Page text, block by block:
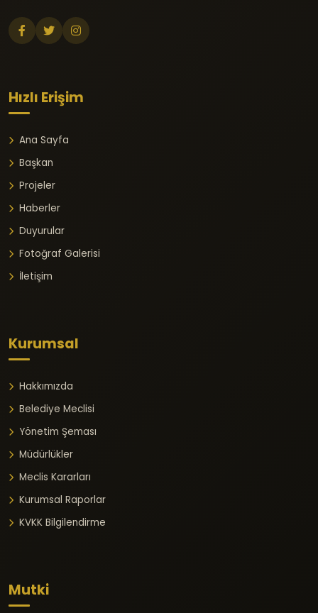
Hızlı Erişim
Ana Sayfa
Başkan
Projeler
Haberler
Duyurular
Fotoğraf Galerisi
İletişim
Kurumsal
Hakkımızda
Belediye Meclisi
Yönetim Şeması
Müdürlükler
Meclis Kararları
Kurumsal Raporlar
KVKK Bilgilendirme
Mutki